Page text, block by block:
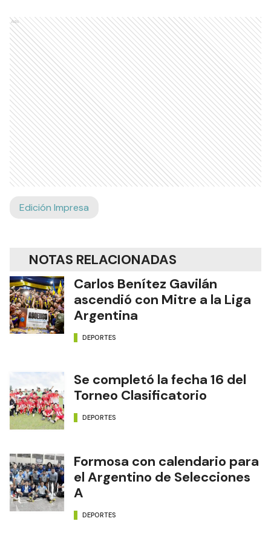
Ads
Edición Impresa
NOTAS RELACIONADAS
Carlos Benítez Gavilán
ascendió con Mitre a la Liga
Argentina
DEPORTES
Se completó la fecha 16 del
Torneo Clasificatorio
DEPORTES
Formosa con calendario para
el Argentino de Selecciones
A
DEPORTES